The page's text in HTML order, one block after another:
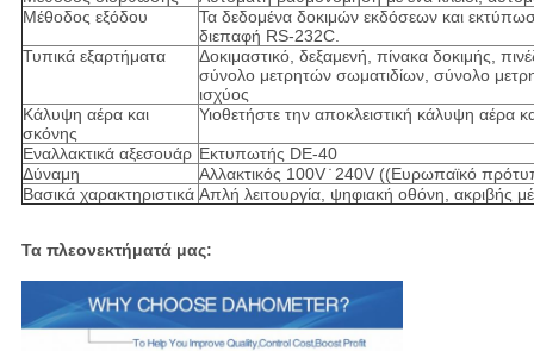
Μέθοδος εξόδου
Τα δεδομένα δοκιμών εκδόσεων και
διεπαφή RS-232C.
Τυπικά εξαρτήματα
Δοκιμαστικό, δεξαμενή, πίνακα δοκιμής,
σύνολο μετρητών σωματιδίων, σύνολο
ισχύος
Κάλυψη αέρα και
σκόνης
Υιοθετήστε την αποκλειστική κάλυψη αέρα
Εναλλακτικά αξεσουάρ Εκτυπωτής DE-40
Δύναμη
Αλλακτικός 100V ̇ 240V ((Ευρωπαϊκό
Βασικά χαρακτηριστικά Απλή λειτουργία, ψηφιακή οθόνη, ακριβής
Τα πλεονεκτήματά μας: